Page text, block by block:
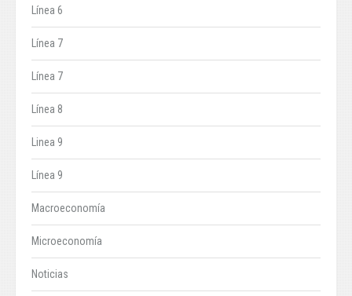
Línea 6
Línea 7
Línea 7
Línea 8
Linea 9
Línea 9
Macroeconomía
Microeconomía
Noticias